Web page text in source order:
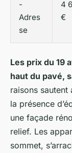
-
Adres
se
4
€
Les prix du 19
haut du pavé,
raisons
la présence
une façade
relief. Les
sommet,